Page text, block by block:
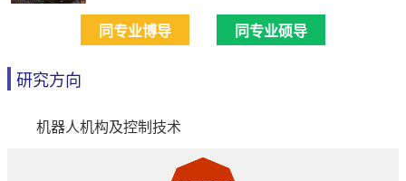
同专业博导 同专业硕导
研究方向
机器人机构及控制技术